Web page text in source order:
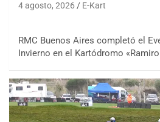
4 agosto, 2026 E-Kart
RMC Buenos Aires completó el
Invierno en el Kartódromo